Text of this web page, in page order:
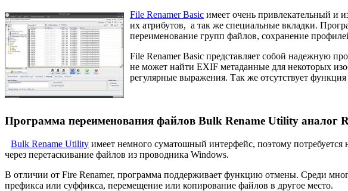
File Renamer Basic имеет очень привлекательный и
их атрибутов, а так же специальные вкладки.
переименование групп файлов, сохранение
File Renamer Basic представляет собой надежную
не может найти EXIF метаданные для некоторых
регулярные выражения. Так же отсутствует
Программа переименования файлов Bulk Rename Utility аналог
Bulk Rename Utility имеет немного суматошный интерфейс, поэтому
через перетаскивание файлов из проводника Windows.
В отличии от Fire Renamer, программа поддерживает функцию отмены. Среди
префикса или суффикса, перемещение или копирование файлов в другое место.